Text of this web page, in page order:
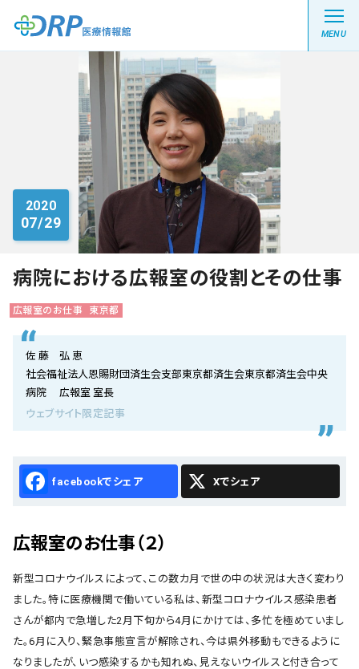
MENU
最新の注目記事
栄養健康レシピ
医療系学生記事
健康川柳
DRP医療情報館とは?
会社概要
2020
07/29
病院における広報室の役割とその仕事
広報室のお仕事 東京都
佐 藤 弘 恵
社会福祉法人恩賜財団済生会支部東京都済生会東京都済生会中央
病院 広報室 室長
ウェブサイト限定記事
Facebook X
広報室のお仕事（２）
新型コロナウイルスによって、この数カ月で世の中の状況は大きく変わり
ました。特に医療機関で働いている私は、新型コロナウイルス感染患者
さんが都内で急増した2月下旬から4月にかけては、多忙を極めていまし
た。6月に入り、緊急事態宣言が解除され、今は県外移動もできるように
なりましたが、いつ感染するかも知れぬ、見えないウイルスと付き合って